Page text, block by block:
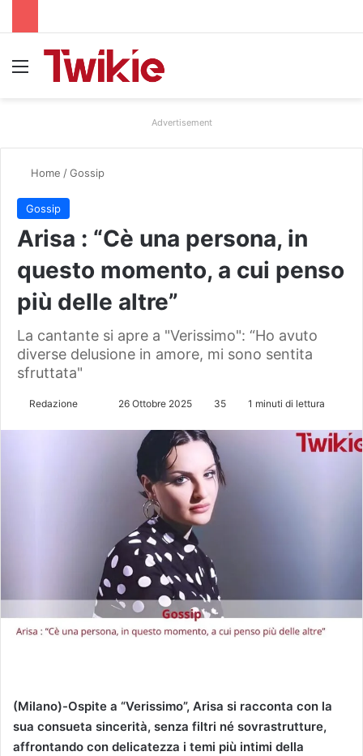
Advertisement
Home /Gossip
Gossip
Arisa : “Cè una persona, in
questo momento, a cui penso
più delle altre”
La cantante si apre a "Verissimo": “Ho avuto
diverse delusione in amore, mi sono sentita
sfruttata"
Redazione
a
i
l
26 Ottobre 2025 35 1 minuti di lettura
(Milano)-Ospite a “Verissimo”, Arisa si racconta con la
sua consueta sincerità, senza filtri né sovrastrutture,
affrontando con delicatezza i temi più intimi della